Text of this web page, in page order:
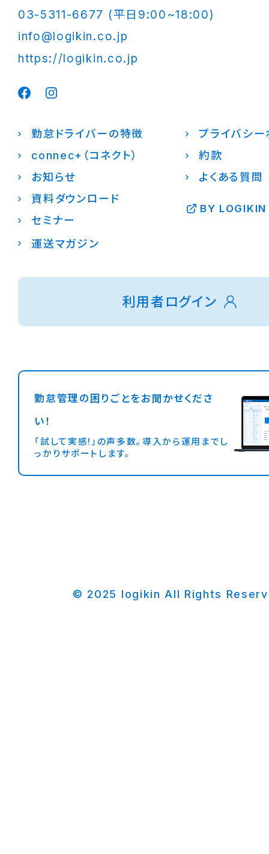
03-5311-6677 (平日9:00~18:00)
info@logikin.co.jp
https://logikin.co.jp
勤怠ドライバーの特徴
connec+（コネクト）
お知らせ
資料ダウンロード
セミナー
運送マガジン
プライバシー
約款
よくある質問
BY LOGIKIN
利用者ログイン
勤怠管理の困りごとをお聞かせくださ
い！
「試して実感!」の声多数。導入から運用までし
っかりサポートします。
© 2025 logikin All Rights